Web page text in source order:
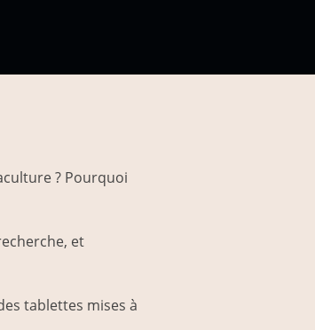
? Pourquoi
et
tablettes mises à